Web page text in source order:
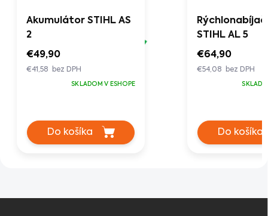
Akumulátor STIHL AS
2
€49,90
€41,58 bez DPH
SKLADOM V ESHOPE
Do košíka
STIHL AL 5
€64,90
€54,08 bez DPH
Do košíka